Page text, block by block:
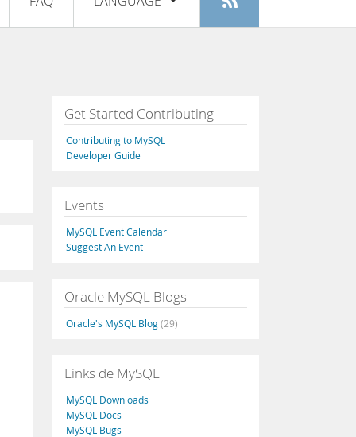
Registe-se
Français
Italiano
Русский
Português
Get Started Contributing
Contributing to MySQL
Developer Guide
Events
MySQL Event Calendar
Suggest An Event
Oracle MySQL Blogs
Oracle's MySQL Blog(29)
Links de MySQL
MySQL Downloads
MySQL Docs
MySQL Bugs